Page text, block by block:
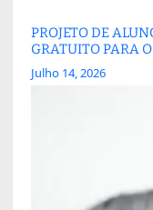
PROJETO DE
GRATUITO PARA
Julho 14, 2026